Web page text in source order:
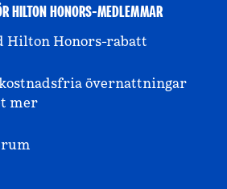
HILTON HONORS-MEDLEMMAR
Hilton Honors-rabatt
övernattningar
mer